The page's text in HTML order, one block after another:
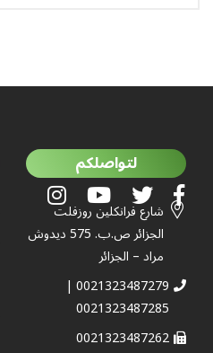
لتواصلكم
شارع فرانكلين روزفلت
الجزائر ص.ب. 575 ديدوش
مراد – الجزائر
0021323487279 |
0021323487285
0021323487262